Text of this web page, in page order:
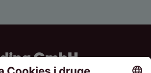
GmbH